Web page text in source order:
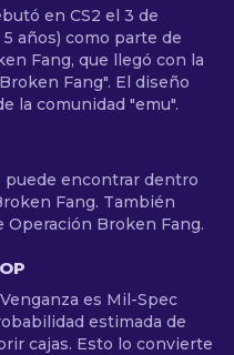
en CS2 el 3 de
años) como parte de
Fang, que llegó con la
Fang". El diseño
la comunidad "emu".
puede encontrar dentro
Fang. También
Operación Broken Fang.
es Mil-Spec
estimada de
cajas. Esto lo convierte